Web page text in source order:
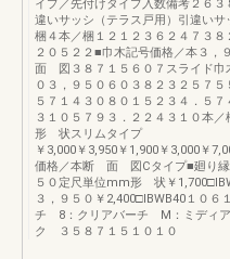
イプ／先付けタイプ入数備考２６
違いサッシ（テラス戸用）引違いサ
梱４本／梱１２１２３６２４７３８
２０５２２■巾木記号価格／本３
面 図３８７１５６０７スライド巾
０３，９５０６０３８２３２５７
５７１４３０８０１５２３４．５
３１０５７９３．２２４３１０本
形 状スリムタイプ
￥3,000￥3,950￥1,900￥3,000￥
価格／本断 面 図Cタイプ■廻り縁
５０定尺単位mm形 状￥
３，９５０￥2,400□IBWB40１０６
チ 8：クリアバーチ M：ミディ
ク ３５８７１５１０１０